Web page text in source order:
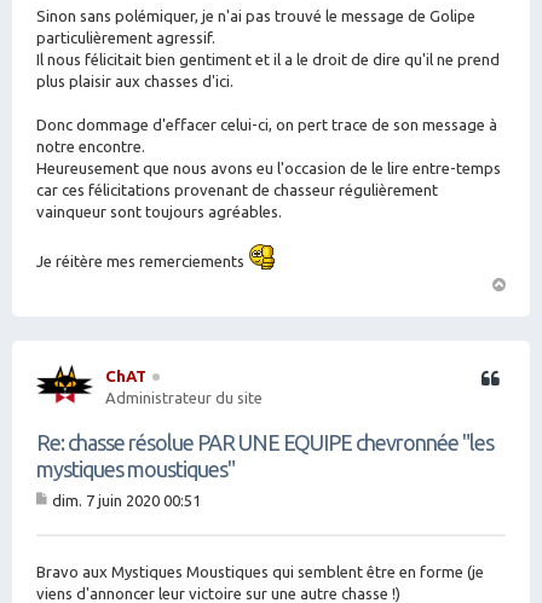
Sinon sans polémiquer, je n'ai pas trouvé le message de Golipe
particulièrement agressif.
Il nous félicitait bien gentiment et il a le droit de dire qu'il ne prend
plus plaisir aux chasses d'ici.
Donc dommage d'effacer celui-ci, on pert trace de son message à
notre encontre.
Heureusement que nous avons eu l'occasion de le lire entre-temps
car ces félicitations provenant de chasseur régulièrement
vainqueur sont toujours agréables.
Je réitère mes remerciements
ChAT
Administrateur du site
Re: chasse résolue PAR UNE EQUIPE chevronnée "les
mystiques moustiques"
Citation
g
e
dim. 7 juin 2020 00:51
Bravo aux Mystiques Moustiques qui semblent être en forme (je
viens d'annoncer leur victoire sur une autre chasse !)